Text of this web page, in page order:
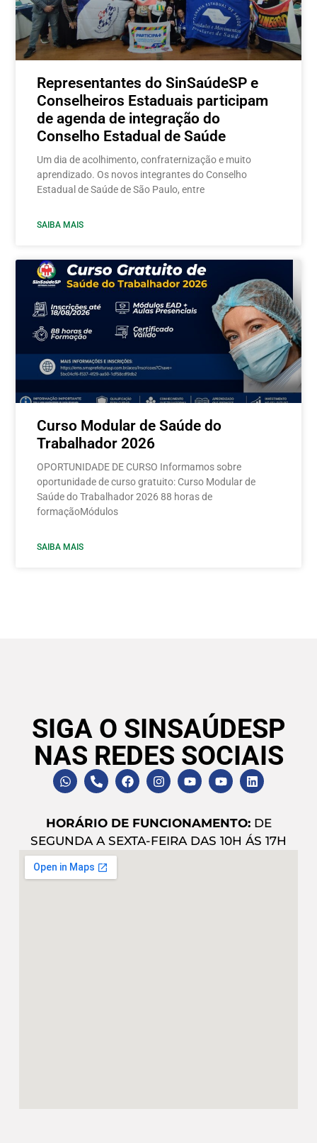
Representantes do SinSaúdeSP e
Conselheiros Estaduais participam
de agenda de integração do
Conselho Estadual de Saúde
Um dia de acolhimento, confraternização e muito
aprendizado. Os novos integrantes do Conselho
Estadual de Saúde de São Paulo, entre
SAIBA MAIS
Curso Modular de Saúde do
Trabalhador 2026
OPORTUNIDADE DE CURSO Informamos sobre
oportunidade de curso gratuito: Curso Modular de
Saúde do Trabalhador 2026 88 horas de
formaçãoMódulos
SAIBA MAIS
SIGA O SINSAÚDESP
NAS REDES SOCIAIS
HORÁRIO DE FUNCIONAMENTO:DE
SEGUNDA A SEXTA-FEIRA DAS 10H ÁS 17H